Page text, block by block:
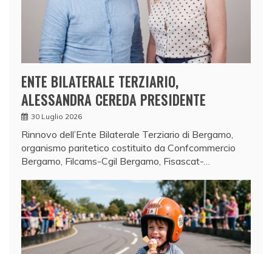
ENTE BILATERALE TERZIARIO,
ALESSANDRA CEREDA PRESIDENTE
30 Luglio 2026
Rinnovo dell’Ente Bilaterale Terziario di Bergamo,
organismo paritetico costituito da Confcommercio
Bergamo, Filcams-Cgil Bergamo, Fisascat-…